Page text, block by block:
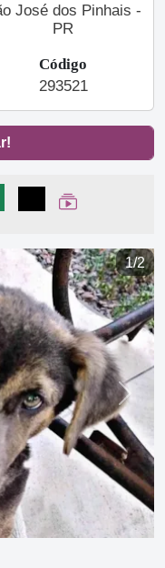
José dos Pinhais -
PR
Código
293521
no Facebook
Compartilhar no
Compartilhar
Ver Web Story
1/2
Next